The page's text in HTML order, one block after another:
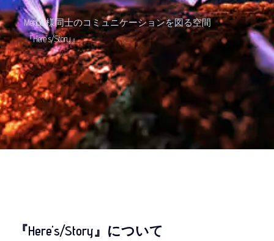
Menber様同士のコミュニケーションを図る空間
『Here’s/Story』
『Here's/Story』について